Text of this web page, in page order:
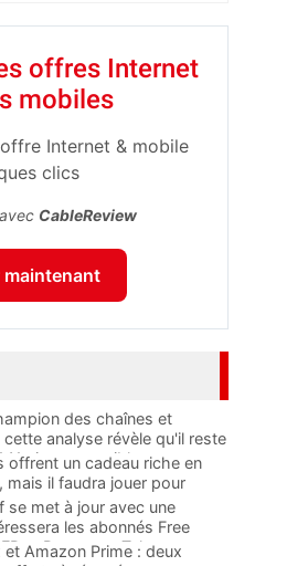
offres Internet
mobiles
Internet & mobile
clics
CableReview
maintenant
des chaînes et
analyse révèle qu'il reste
ajouts possibles
offrent un cadeau riche en
mais il faudra jouer pour
se met à jour avec une
les abonnés Free
et Bouygues Telecom
Amazon Prime : deux